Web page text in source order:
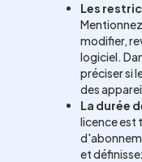
Les
modifier,
logiciel.
préciser si
des
La durée
licence est
et